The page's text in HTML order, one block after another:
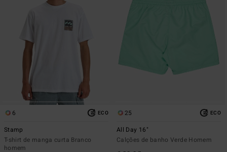
6 ECO
Stamp
T-shirt de manga curta Branco
homem
25 ECO
All Day 16"
Calções de banho Verde Homem